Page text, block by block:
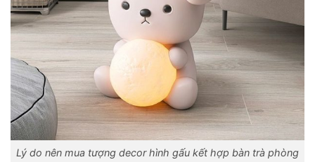
Lý do nên mua tượng decor hình gấu kết hợp bàn trà phòng